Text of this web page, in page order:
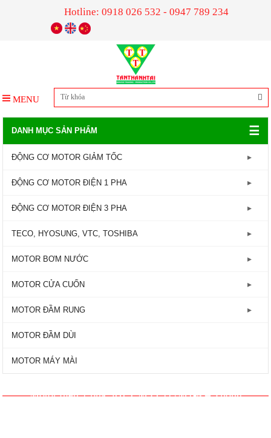
Hotline: 0918 026 532 - 0947 789 234
MENU
DANH MỤC SẢN PHẨM ☰
ĐỘNG CƠ MOTOR GIẢM TỐC
GIẢM TỐC TRỤC LIỀN
GIẢM TỐC ĐẦU TRÒN
GIẢM TỐC ĐẦU VUÔNG
GIẢM TỐC CỐT ÂM
ĐỘNG CƠ MOTOR ĐIỆN 1 PHA
Động Cơ Motor Điện 1 Pha - 1450RPM
Động Cơ Motor Điện 1 Pha - 2800RPM
ĐỘNG CƠ MOTOR ĐIỆN 3 PHA
Động Cơ Motor Điện 3 Pha - 960RPM
Động Cơ Motor Điện 3 Pha - 1450RPM
Động Cơ Motor Điện 3 Pha - 2800RPM
Động Cơ Motor Điện Mặt Bích
TECO, HYOSUNG, VTC, TOSHIBA
MOTOR TECO
MOTOR HYOSUNG
MOTOR VTC
MOTOR TOSHIBA
MOTOR BƠM NƯỚC
Máy bơm lưu lượng
Máy bơm công nghiệp
Máy bơm đẩy cao
Máy bơm ly tâm
Máy bơm tăng áp
MOTOR CỬA CUỐN
Motor Cửa Cuốn AC
Motor Cửa Cuốn DC - 24V
MOTOR ĐẦM RUNG
Motor Đầm Rung 1 Pha - 2800RPM
Motor Đầm Rung 3 Pha - 1450RPM
MOTOR ĐẦM DÙI
MOTOR MÁY MÀI
Motor điện 1 pha 3HP CMYL112M1-4 – Thông